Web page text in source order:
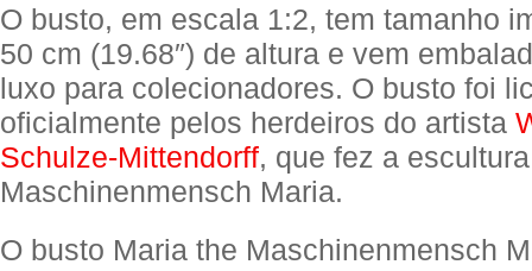
O busto, em escala 1:2, tem tamanho
50 cm (19.68″) de altura e vem
luxo para colecionadores. O busto foi
oficialmente pelos herdeiros do artista
Schulze-Mittendorff, que fez a
Maschinenmensch Maria.
O busto Maria the Maschinenmensch